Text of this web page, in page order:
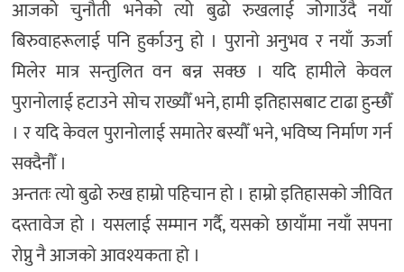
आजको चुनौती भनेको त्यो बुढो रुखलाई जोगाउँदै नयाँ
बिरुवाहरूलाई पनि हुर्काउनु हो । पुरानो अनुभव र नयाँ ऊर्जा
मिलेर मात्र सन्तुलित वन बन्न सक्छ । यदि हामीले केवल
पुरानोलाई हटाउने सोच राख्यौँ भने, हामी इतिहासबाट टाढा हुन्छौँ
। र यदि केवल पुरानोलाई समातेर बस्यौँ भने, भविष्य निर्माण गर्न
सक्दैनौँ ।
अन्ततः त्यो बुढो रुख हाम्रो पहिचान हो । हाम्रो इतिहासको जीवित
दस्तावेज हो । यसलाई सम्मान गर्दै, यसको छायाँमा नयाँ सपना
रोप्नु नै आजको आवश्यकता हो ।